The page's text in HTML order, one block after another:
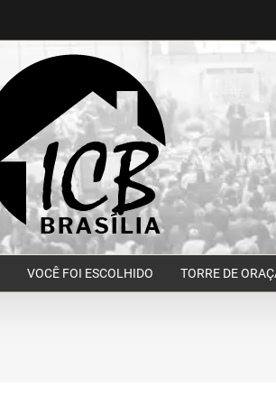
VOCÊ FOI ESCOLHIDO TORRE DE